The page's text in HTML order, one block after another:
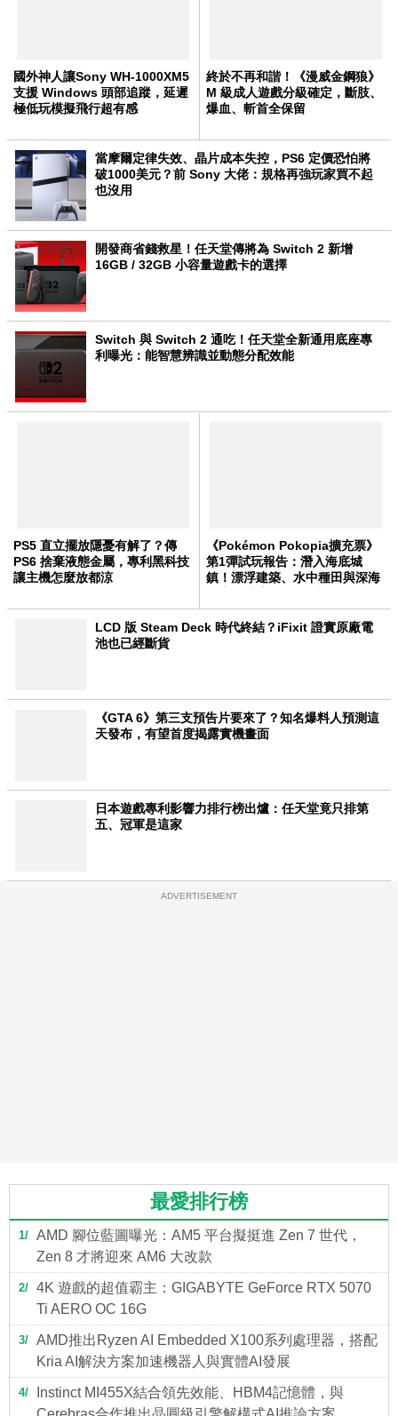
國外神人讓Sony WH-1000XM5
支援 Windows 頭部追蹤，延遲
極低玩模擬飛行超有感
終於不再和諧！《漫威金鋼狼》
M 級成人遊戲分級確定，斷肢、
爆血、斬首全保留
當摩爾定律失效、晶片成本失控，PS6 定價恐怕將
破1000美元？前 Sony 大佬：規格再強玩家買不起
也沒用
開發商省錢救星！任天堂傳將為 Switch 2 新增
16GB / 32GB 小容量遊戲卡的選擇
Switch 與 Switch 2 通吃！任天堂全新通用底座專
利曝光：能智慧辨識並動態分配效能
PS5 直立擺放隱憂有解了？傳
PS6 捨棄液態金屬，專利黑科技
讓主機怎麼放都涼
《Pokémon Pokopia擴充票》
第1彈試玩報告：潛入海底城
鎮！漂浮建築、水中種田與深海
LCD 版 Steam Deck 時代終結？iFixit 證實原廠電
池也已經斷貨
《GTA 6》第三支預告片要來了？知名爆料人預測這
天發布，有望首度揭露實機畫面
日本遊戲專利影響力排行榜出爐：任天堂竟只排第
五、冠軍是這家
ADVERTISEMENT
最愛排行榜
1
AMD 腳位藍圖曝光：AM5 平台擬挺進 Zen 7 世代，
Zen 8 才將迎來 AM6 大改款
2
4K 遊戲的超值霸主：GIGABYTE GeForce RTX 5070
Ti AERO OC 16G
3
AMD推出Ryzen AI Embedded X100系列處理器，搭配
Kria AI解決方案加速機器人與實體AI發展
4
Instinct MI455X結合領先效能、HBM4記憶體，與